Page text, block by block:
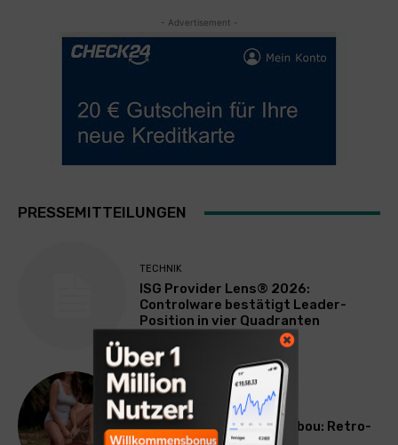
- Advertisement -
PRESSEMITTEILUNGEN
TECHNIK
ISG Provider Lens® 2026:
Controlware bestätigt Leader-
Position in vier Quadranten
LIFESTYLE
Neue Speidel-Serie Bambou: Retro-